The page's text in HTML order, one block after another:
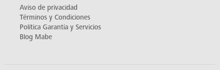
Aviso de privacidad
Términos y Condiciones
Política Garantía y Servicios
Blog Mabe